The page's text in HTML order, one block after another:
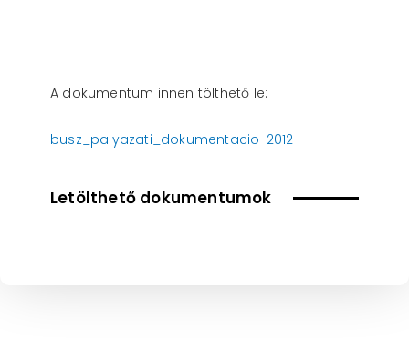
A dokumentum innen tölthető le:
busz_palyazati_dokumentacio-2012
Letölthető dokumentumok